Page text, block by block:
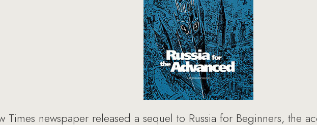
Times newspaper released a sequel to Russia for Beginners, the